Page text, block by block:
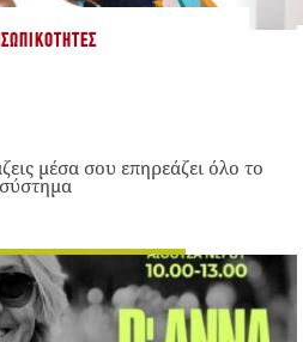
μέσα σου επηρεάζει όλο το
σύστημα